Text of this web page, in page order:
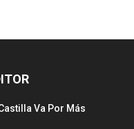
Va Por Más